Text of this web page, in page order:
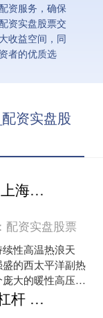
资服务，确保
资实盘股票交
收益空间，同
者的优质选
资实盘股
上海炒股配资 上海未来一周持续高温热浪，周四起连续4天可达38℃
配资实盘股票
性高温热浪天
的西太平洋副热
大的暖性高压系
，犹如一个巨大
空气，....
炒股怎么开通杠杆 美伊冲突持续升级，霍尔木兹海峡受阻，油价暴涨3%创逾一个月新高